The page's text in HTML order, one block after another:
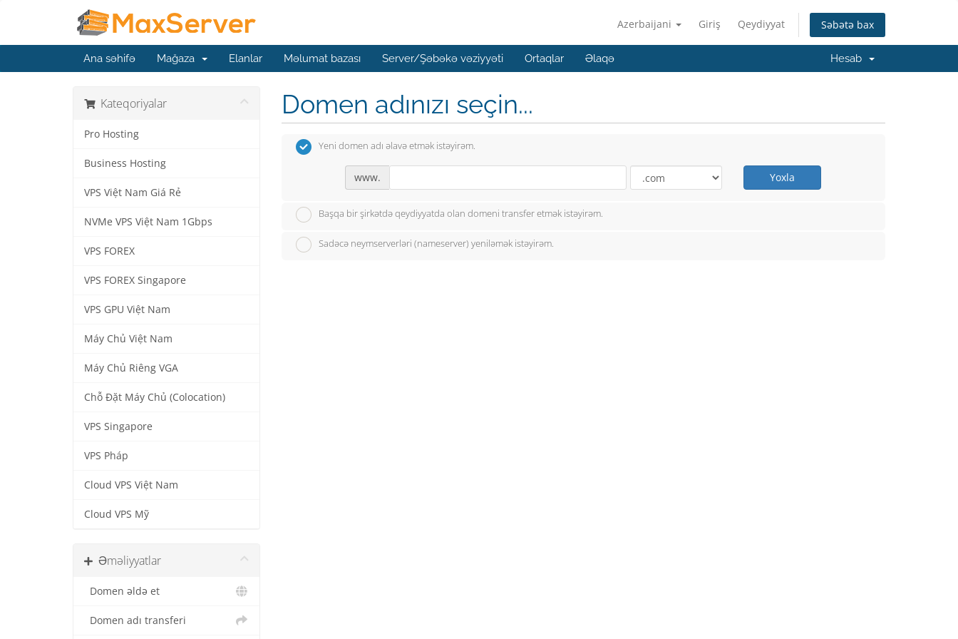
Azerbaijani Giriş Qeydiyyat Səbətə bax
Ana səhifə Mağaza Elanlar Məlumat bazası Server/Şəbəkə vəziyyəti Ortaqlar Əlaqə Hesab
Kateqoriyalar
Pro Hosting
Business Hosting
VPS Việt Nam Giá Rẻ
NVMe VPS Việt Nam 1Gbps
VPS FOREX
VPS FOREX Singapore
VPS GPU Việt Nam
Máy Chủ Việt Nam
Máy Chủ Riêng VGA
Chỗ Đặt Máy Chủ (Colocation)
VPS Singapore
VPS Pháp
Cloud VPS Việt Nam
Cloud VPS Mỹ
Əməliyyatlar
Domen əldə et
Domen adı transferi
Domen adınızı seçin...
Yeni domen adı əlavə etmək istəyirəm.
www. Yoxla
Başqa bir şirkətdə qeydiyyatda olan domeni transfer etmək istəyirəm.
Sadəcə neymserverləri (nameserver) yeniləmək istəyirəm.